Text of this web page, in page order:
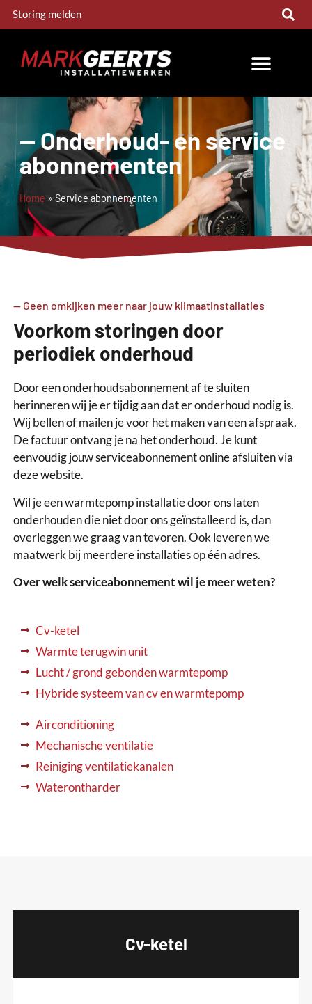
Storing melden
-- Onderhoud- en service
abonnementen
Home » Service abonnementen
-- Geen omkijken meer naar jouw klimaatinstallaties
Voorkom storingen door
periodiek onderhoud
Door een onderhoudsabonnement af te sluiten
herinneren wij je er tijdig aan dat er onderhoud nodig is.
Wij bellen of mailen je voor het maken van een afspraak.
De factuur ontvang je na het onderhoud. Je kunt
eenvoudig jouw serviceabonnement online afsluiten via
deze website.
Wil je een warmtepomp installatie door ons laten
onderhouden die niet door ons geïnstalleerd is, dan
overleggen we graag van tevoren. Ook leveren we
maatwerk bij meerdere installaties op één adres.
Over welk serviceabonnement wil je meer weten?
Cv-ketel
Warmte terugwin unit
Lucht / grond gebonden warmtepomp
Hybride systeem van cv en warmtepomp
Airconditioning
Mechanische ventilatie
Reiniging ventilatiekanalen
Waterontharder
Cv-ketel